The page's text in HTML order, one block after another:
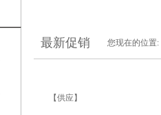
最新促销 您现在的位置:
【供应】